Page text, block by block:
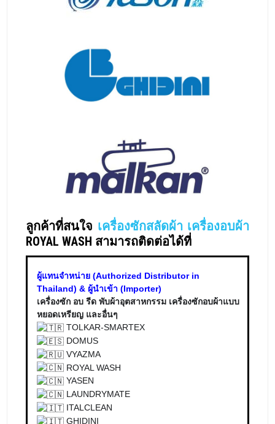
ROYAL WASH สามารถติดต่อได้ที่
ผู้แทนจำหน่าย (Authorized Distributor in
Thailand) & ผู้นำเข้า (Importer)
เครื่องซัก อบ รีด พับผ้าอุตสาหกรรม เครื่องซักอบผ้าแบบ
หยอดเหรียญ และอื่นๆ
TOLKAR-SMARTEX
DOMUS